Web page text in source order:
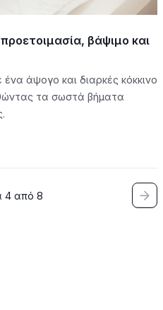
βάψιμο και
άψογο και διαρκές κόκκινο
τα σωστά βήματα
4 από 8